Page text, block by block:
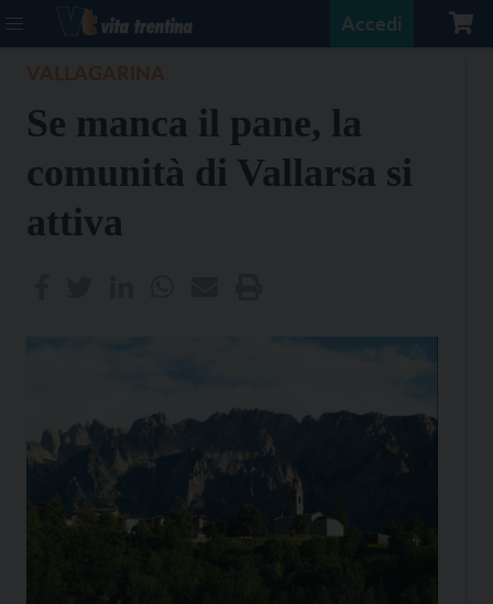
Accedi
Se manca il pane, la
comunità di Vallarsa si
attiva